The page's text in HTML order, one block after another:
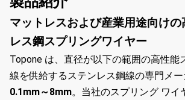
マットレスおよび産業用途向けの
レス鋼スプリングワイヤー
Topone は、直径が以下の範囲の高性能
線を供給するステンレス鋼線の専門メー
0.1mm～8mm。当社のスプリング ワイ